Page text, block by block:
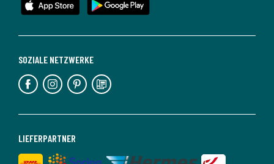
LIEFERPARTNER
SOZIALE NETZWERKE